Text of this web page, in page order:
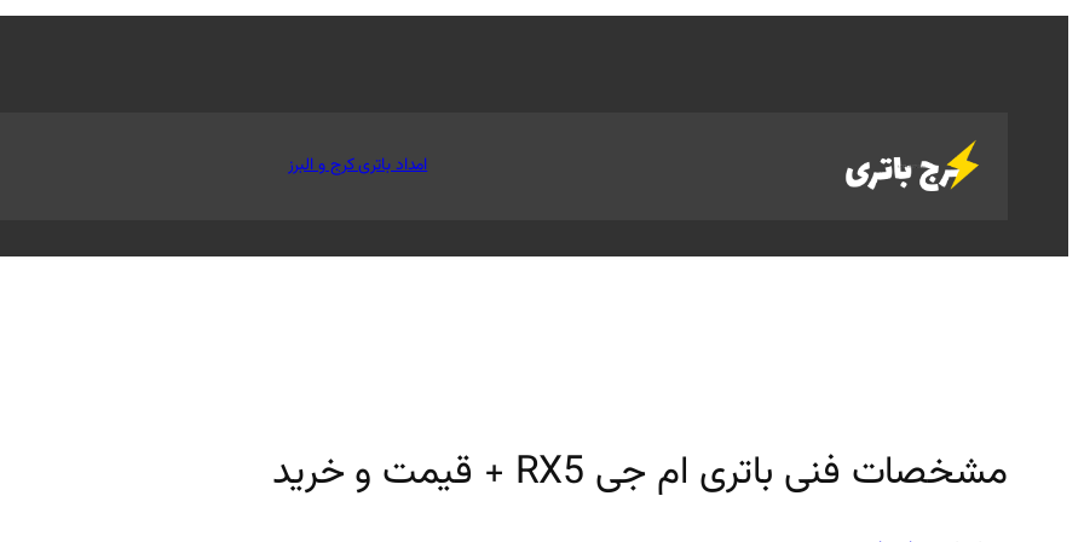
امداد باتری کرج و البرز
مشخصات فنی باتری ام جی RX5 + قیمت و خرید